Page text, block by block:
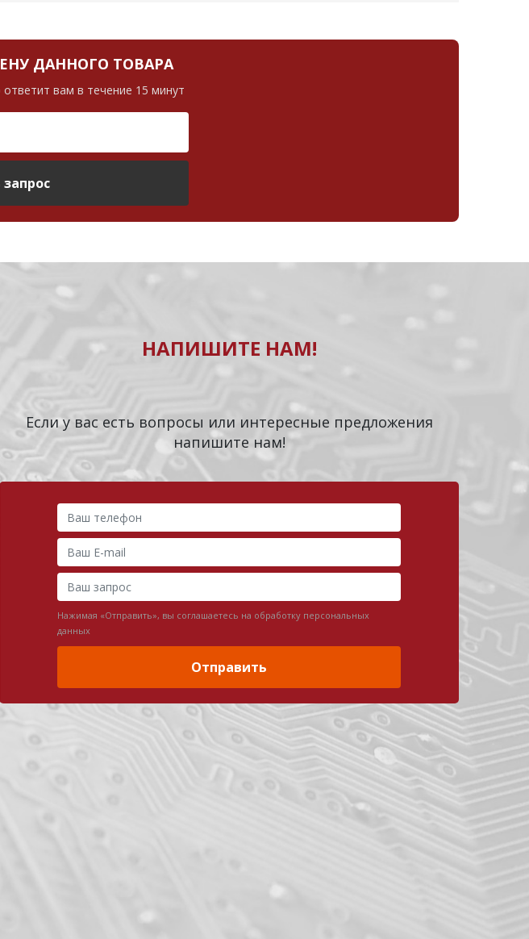
ДАННОГО ТОВАРА
вам в течение 15 минут
НАПИШИТЕ НАМ!
Если у вас есть вопросы или интересные предложения
напишите нам!
Нажимая «Отправить», вы соглашаетесь на обработку персональных
данных
Отправить